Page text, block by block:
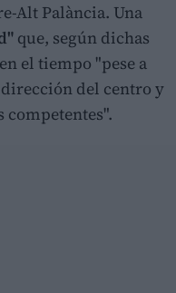
Alt Palància. Una
que, según dichas
el tiempo "pese a
del centro y